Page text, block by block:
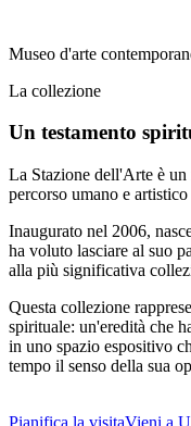
Museo d'arte
La collezione
Un testamento
La Stazione dell'Arte è un
percorso umano e
Inaugurato nel 2006,
ha voluto lasciare al suo
alla più significativa
Questa collezione
spirituale: un'eredità che
in uno spazio espositivo
tempo il senso della sua